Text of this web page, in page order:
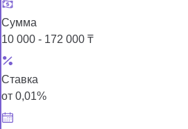
Сумма
10 000 - 172 000 ₸
Ставка
от 0,01%